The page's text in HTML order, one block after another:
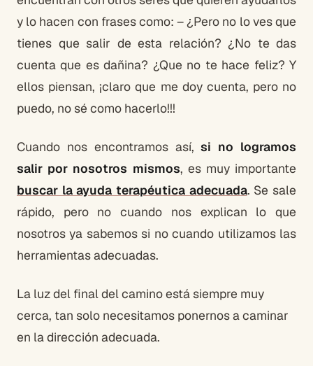
y lo hacen con frases como: – ¿Pero no lo ves que
tienes que salir de esta relación? ¿No te das
cuenta que es dañina? ¿Que no te hace feliz? Y
ellos piensan, ¡claro que me doy cuenta, pero no
puedo, no sé como hacerlo!!!
Cuando nos encontramos así,si no logramos
salir por nosotros mismos, es muy importante
buscar la ayuda terapéutica adecuada. Se sale
rápido, pero no cuando nos explican lo que
nosotros ya sabemos si no cuando utilizamos las
herramientas adecuadas.
La luz del final del camino está siempre muy
cerca, tan solo necesitamos ponernos a caminar
en la dirección adecuada.